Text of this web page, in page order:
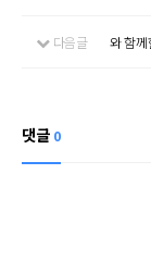
다음글 와 함
댓글 0